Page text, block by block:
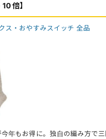
倍】
ス・おやすみスイッチ 全品
年もお得に。独自の編み方で